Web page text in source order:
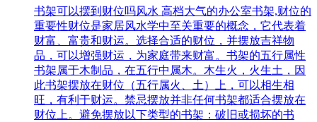
书架可以摆到财位吗风水 高档大气的办公室书架,财位的
重要性财位是家居风水学中至关重要的概念，它代表着
财富、富贵和财运。选择合适的财位，并摆放吉祥物
品，可以增强财运，为家庭带来财富。书架的五行属性
书架属于木制品，在五行中属木。木生火，火生土，因
此书架摆放在财位（五行属火、土）上，可以相生相
旺，有利于财运。禁忌摆放并非任何书架都适合摆放在
财位上。避免摆放以下类型的书架：破旧或损坏的书